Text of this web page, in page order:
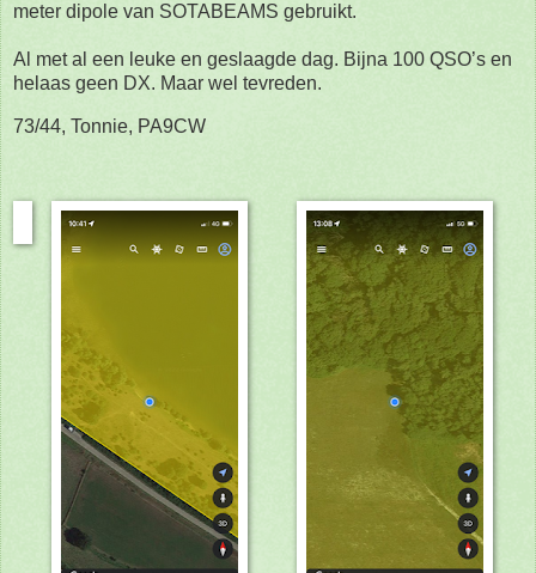
meter dipole van SOTABEAMS gebruikt.
Al met al een leuke en geslaagde dag. Bijna 100 QSO’s en
helaas geen DX. Maar wel tevreden.
73/44, Tonnie, PA9CW